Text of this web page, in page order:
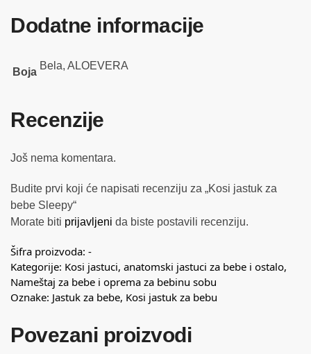
Dodatne informacije
Boja
Bela, ALOEVERA
Recenzije
Još nema komentara.
Budite prvi koji će napisati recenziju za „Kosi jastuk za
bebe Sleepy“
Morate biti prijavljeni da biste postavili recenziju.
Šifra proizvoda: -
Kategorije: Kosi jastuci, anatomski jastuci za bebe i ostalo,
Nameštaj za bebe i oprema za bebinu sobu
Oznake: Jastuk za bebe, Kosi jastuk za bebu
Povezani proizvodi